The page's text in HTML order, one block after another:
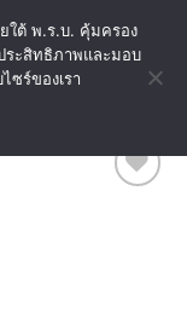
ใต้ พ.ร.บ. คุ้มครอง
ระสิทธิภาพและมอบ
ซร์ของเรา